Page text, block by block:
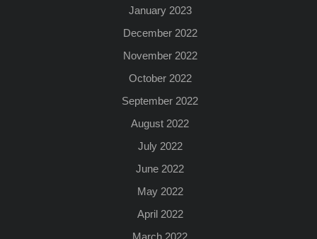
January 2023
December 2022
November 2022
October 2022
September 2022
August 2022
July 2022
June 2022
May 2022
April 2022